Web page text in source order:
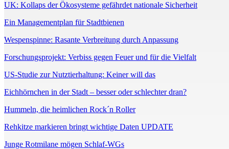
UK: Kollaps der Ökosysteme gefährdet nationale Sicherheit
Ein Managementplan für Stadtbienen
Wespenspinne: Rasante Verbreitung durch Anpassung
Forschungsprojekt: Verbiss gegen Feuer und für die Vielfalt
US-Studie zur Nutztierhaltung: Keiner will das
Eichhörnchen in der Stadt – besser oder schlechter dran?
Hummeln, die heimlichen Rock´n Roller
Rehkitze markieren bringt wichtige Daten UPDATE
Junge Rotmilane mögen Schlaf-WGs